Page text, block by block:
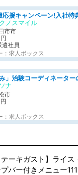
ノスマイル
市市
遣社員
：求人ボックス
ナ
市
：求人ボックス
テーキガスト】ライ
バー付きメニュー